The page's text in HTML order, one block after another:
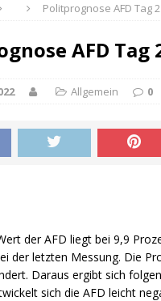
Politprognose AFD Tag
AFD Tag
Allgemein 0
der AFD liegt bei 9,9
der letzten Messung. Die
Daraus ergibt sich
sich die AFD leicht